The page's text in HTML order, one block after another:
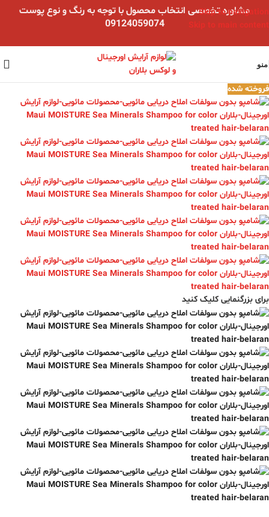
Skip to navigation
Skip to main content
مشاوره تخصصی انتخاب محصول با توجه به رنگ و نوع پوست
09124059074
منو
فروخته شده
برای بزرگنمایی کلیک کنید